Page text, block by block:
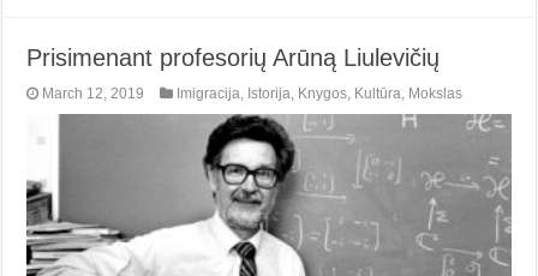
Prisimenant profesorių Arūną Liulevičių
March 12, 2019 Imigracija, Istorija, Knygos, Kultūra, Mokslas